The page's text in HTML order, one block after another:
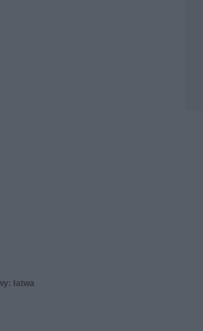
łatwa